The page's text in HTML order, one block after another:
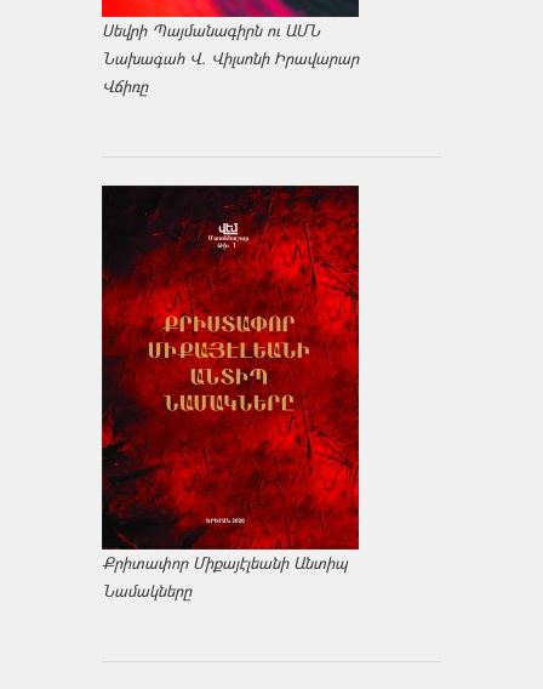
Սեվրի Պայմանագիրն ու ԱՄՆ
Նախագահ Վ. Վիլսոնի Իրավարար
Վճիռը
Քրիտափոր Միքայէլեանի Անտիպ
Նամակները